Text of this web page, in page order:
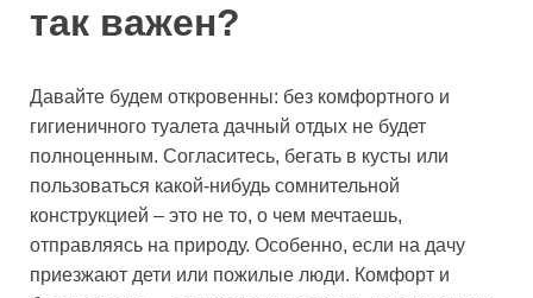
так важен?
Давайте будем откровенны: без комфортного и
гигиеничного туалета дачный отдых не будет
полноценным. Согласитесь, бегать в кусты или
пользоваться какой-нибудь сомнительной
конструкцией – это не то, о чем мечтаешь,
отправляясь на природу. Особенно, если на дачу
приезжают дети или пожилые люди. Комфорт и